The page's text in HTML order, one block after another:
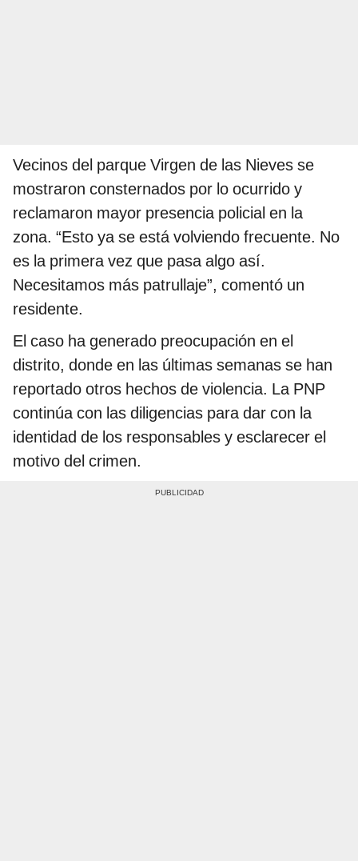
Vecinos del parque Virgen de las Nieves se
mostraron consternados por lo ocurrido y
reclamaron mayor presencia policial en la
zona. “Esto ya se está volviendo frecuente. No
es la primera vez que pasa algo así.
Necesitamos más patrullaje”, comentó un
residente.
El caso ha generado preocupación en el
distrito, donde en las últimas semanas se han
reportado otros hechos de violencia. La PNP
continúa con las diligencias para dar con la
identidad de los responsables y esclarecer el
motivo del crimen.